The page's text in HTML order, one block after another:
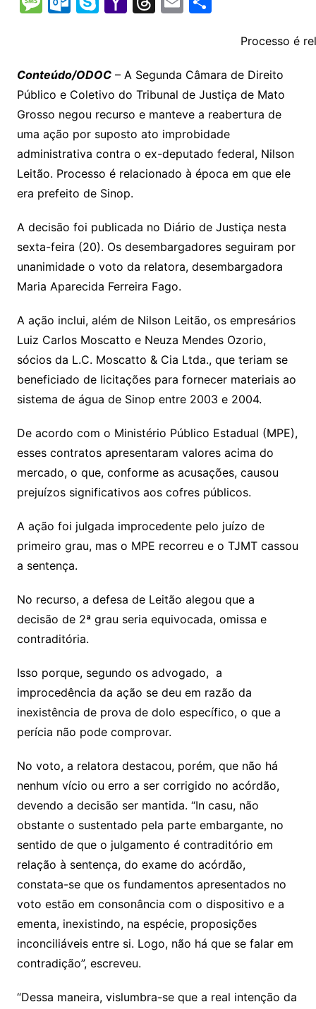
p
Li
n
k
at
A
p
p
e
a
m
er t
k
dI
n
l
gl
e
Cl
a
sr
o
m
s
s
a
g
e
o
k.
c
o
m
p
e
o
o
M
ai
l
a
d
s
l
e
Processo é
Conteúdo/ODOC– A Segunda Câmara de Direito
Público e Coletivo do Tribunal de Justiça de Mato
Grosso negou recurso e manteve a reabertura de
uma ação por suposto ato improbidade
administrativa contra o ex-deputado federal, Nilson
Leitão. Processo é relacionado à época em que ele
era prefeito de Sinop.
A decisão foi publicada no Diário de Justiça nesta
sexta-feira (20). Os desembargadores seguiram por
unanimidade o voto da relatora, desembargadora
Maria Aparecida Ferreira Fago.
A ação inclui, além de Nilson Leitão, os empresários
Luiz Carlos Moscatto e Neuza Mendes Ozorio,
sócios da L.C. Moscatto & Cia Ltda., que teriam se
beneficiado de licitações para fornecer materiais ao
sistema de água de Sinop entre 2003 e 2004.
De acordo com o Ministério Público Estadual (MPE),
esses contratos apresentaram valores acima do
mercado, o que, conforme as acusações, causou
prejuízos significativos aos cofres públicos.
A ação foi julgada improcedente pelo juízo de
primeiro grau, mas o MPE recorreu e o TJMT cassou
a sentença.
No recurso, a defesa de Leitão alegou que a
decisão de 2ª grau seria equivocada, omissa e
contraditória.
Isso porque, segundo os advogado, a
improcedência da ação se deu em razão da
inexistência de prova de dolo específico, o que a
perícia não pode comprovar.
No voto, a relatora destacou, porém, que não há
nenhum vício ou erro a ser corrigido no acórdão,
devendo a decisão ser mantida. “In casu, não
obstante o sustentado pela parte embargante, no
sentido de que o julgamento é contraditório em
relação à sentença, do exame do acórdão,
constata-se que os fundamentos apresentados no
voto estão em consonância com o dispositivo e a
ementa, inexistindo, na espécie, proposições
inconciliáveis entre si. Logo, não há que se falar em
contradição”, escreveu.
“Dessa maneira, vislumbra-se que a real intenção da